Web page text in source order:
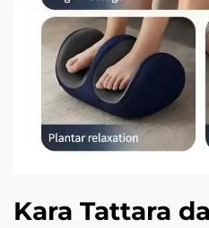
Kara Tattara